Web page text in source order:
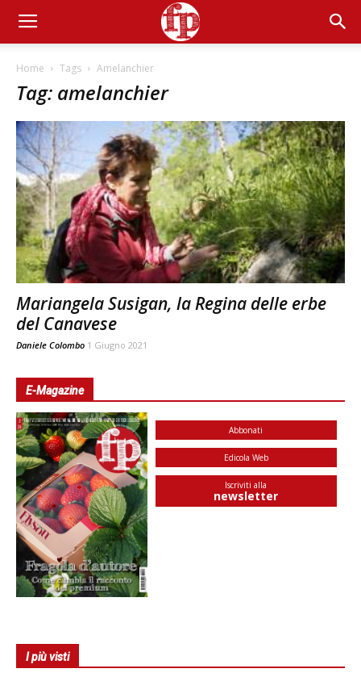
Home Tags Amelanchier
Tag: amelanchier
Mariangela Susigan, la Regina delle erbe
del Canavese
Daniele Colombo 1 Giugno 2021
E-Magazine
Abbonati
Edicola Web
Iscriviti alla
newsletter
I più visti